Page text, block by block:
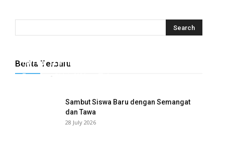
Berita Terbaru
Hyrox Training x Extracuriculer Exhabition
Tugasku -
Sambut Siswa Baru dengan Semangat
dan Tawa
28 July 2026